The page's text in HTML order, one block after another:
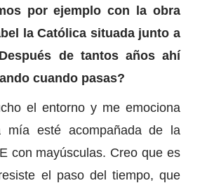
por ejemplo con la obra
la Católica situada junto a
de tantos años ahí
cuando pasas?
el entorno y me emociona
mía esté acompañada de la
con mayúsculas. Creo que es
el paso del tiempo, que